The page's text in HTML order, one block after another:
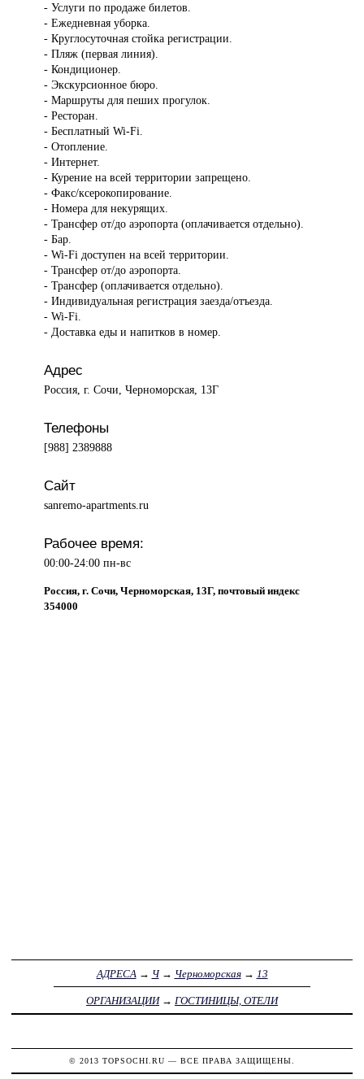
- Услуги по продаже билетов.
- Ежедневная уборка.
- Круглосуточная стойка регистрации.
- Пляж (первая линия).
- Кондиционер.
- Экскурсионное бюро.
- Маршруты для пеших прогулок.
- Ресторан.
- Бесплатный Wi-Fi.
- Отопление.
- Интернет.
- Курение на всей территории запрещено.
- Факс/ксерокопирование.
- Номера для некурящих.
- Трансфер от/до аэропорта (оплачивается отдельно).
- Бар.
- Wi-Fi доступен на всей территории.
- Трансфер от/до аэропорта.
- Трансфер (оплачивается отдельно).
- Индивидуальная регистрация заезда/отъезда.
- Wi-Fi.
- Доставка еды и напитков в номер.
Адрес
Россия, г. Сочи, Черноморская, 13Г
Телефоны
[988] 2389888
Сайт
sanremo-apartments.ru
Рабочее время:
00:00-24:00 пн-вс
Россия, г. Сочи, Черноморская, 13Г, почтовый индекс
354000
АДРЕСА → Ч→ Черноморская→ 13
ОРГАНИЗАЦИИ→ ГОСТИНИЦЫ, ОТЕЛИ
© 2013 TOPSOCHI.RU — ВСЕ ПРАВА ЗАЩИЩЕНЫ.